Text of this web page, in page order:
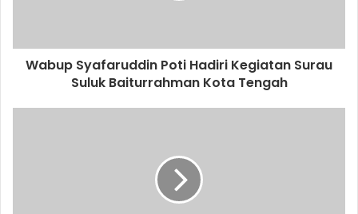
Wabup Syafaruddin Poti Hadiri Kegiatan Surau
Suluk Baiturrahman Kota Tengah